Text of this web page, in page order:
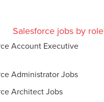
Salesforce jobs by role
Account Executive
Administrator Jobs
Architect Jobs